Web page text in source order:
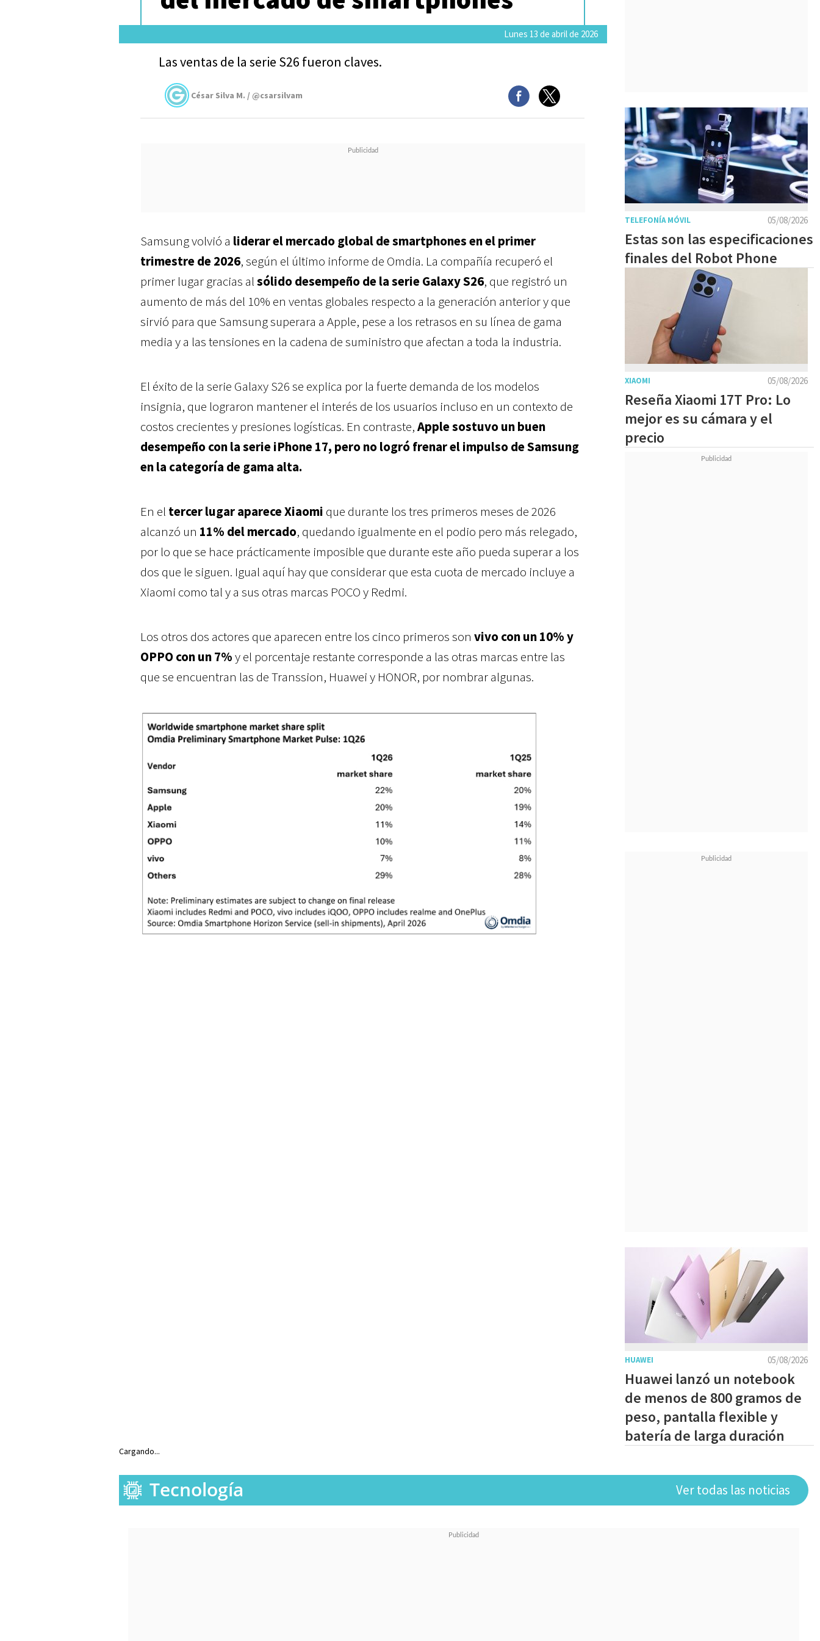
Lunes 13 de abril de 2026
Las ventas de la serie S26 fueron claves.
César Silva M. / @csarsilvam
Samsung volvió a liderar el mercado global de smartphones en el primer
trimestre de 2026, según el último informe de Omdia. La compañía recuperó el
primer lugar gracias alsólido desempeño de la serie Galaxy S26, que registró un
aumento de más del 10% en ventas globales respecto a la generación anterior y que
sirvió para que Samsung superara a Apple, pese a los retrasos en su línea de gama
media y a las tensiones en la cadena de suministro que afectan a toda la industria.
El éxito de la serie Galaxy S26 se explica por la fuerte demanda de los modelos
insignia, que lograron mantener el interés de los usuarios incluso en un contexto de
costos crecientes y presiones logísticas. En contraste,Apple sostuvo un buen
desempeño con la serie iPhone 17, pero no logró frenar el impulso de Samsung
en la categoría de gama alta.
En el tercer lugar aparece Xiaomi que durante los tres primeros meses de 2026
alcanzó un 11% del mercado, quedando igualmente en el podio pero más relegado,
por lo que se hace prácticamente imposible que durante este año pueda superar a los
dos que le siguen. Igual aquí hay que considerar que esta cuota de mercado incluye a
Xiaomi como tal y a sus otras marcas POCO y Redmi.
Los otros dos actores que aparecen entre los cinco primeros son vivo con un 10% y
OPPO con un 7%y el porcentaje restante corresponde a las otras marcas entre las
que se encuentran las de Transsion, Huawei y HONOR, por nombrar algunas.
05/08/2026
TELEFONÍA MÓVIL
Estas son las especificaciones
finales del Robot Phone
05/08/2026
XIAOMI
Reseña Xiaomi 17T Pro: Lo
mejor es su cámara y el
precio
05/08/2026
HUAWEI
Huawei lanzó un notebook
de menos de 800 gramos de
peso, pantalla flexible y
batería de larga duración
Cargando...
Ver todas las noticias
Tecnología